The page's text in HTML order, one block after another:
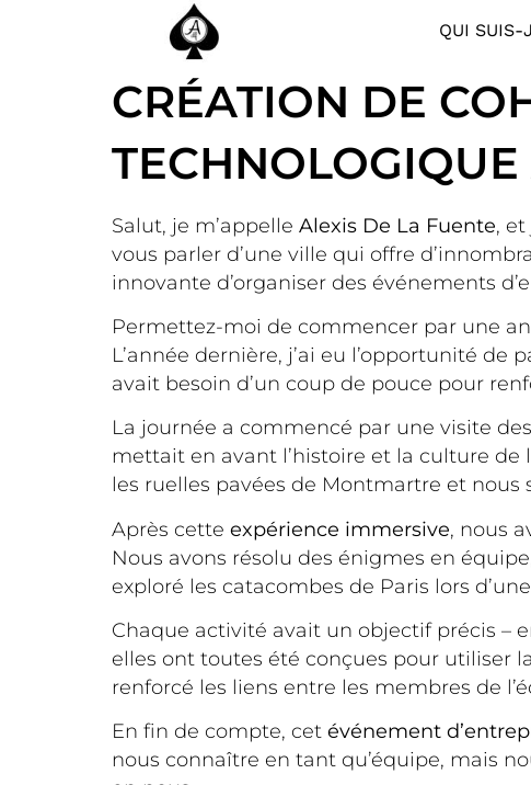
QUI SUIS-
CRÉATION DE
TECHNOLOGIQUE
Salut, je m’appelle Alexis De La Fuente,
vous parler d’une ville qui offre
innovante d’organiser des événements
Permettez-moi de commencer par une
L’année dernière, j’ai eu l’opportunité de
avait besoin d’un coup de pouce pour
La journée a commencé par une visite
mettait en avant l’histoire et la culture de
les ruelles pavées de Montmartre et
Après cette expérience immersive, nous
Nous avons résolu des énigmes en
exploré les catacombes de Paris lors
Chaque activité avait un objectif précis –
elles ont toutes été conçues pour utiliser
renforcé les liens entre les membres de
En fin de compte, cet événement
nous connaître en tant qu’équipe, mais